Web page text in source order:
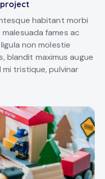
habitant morbi
fames ac
non molestie
blandit maximus augue
mi tristique, pulvinar